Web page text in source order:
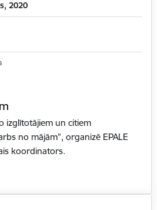
2020
izglītotājiem un citiem
no mājām”, organizē EPALE
koordinators.